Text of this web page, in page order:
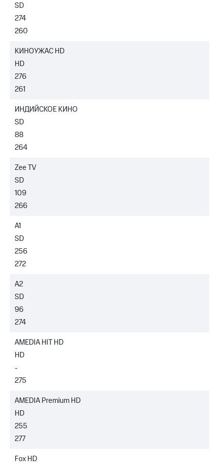
SD
274
260
КИНОУЖАС HD
HD
276
261
ИНДИЙСКОЕ КИНО
SD
88
264
Zee TV
SD
109
266
A1
SD
256
272
A2
SD
96
274
AMEDIA HIT HD
HD
-
275
AMEDIA Premium HD
HD
255
277
Fox HD